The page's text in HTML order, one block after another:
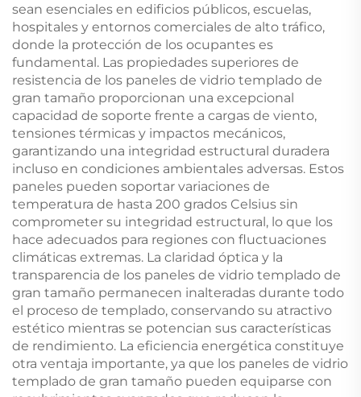
sean esenciales en edificios públicos, escuelas,
hospitales y entornos comerciales de alto tráfico,
donde la protección de los ocupantes es
fundamental. Las propiedades superiores de
resistencia de los paneles de vidrio templado de
gran tamaño proporcionan una excepcional
capacidad de soporte frente a cargas de viento,
tensiones térmicas y impactos mecánicos,
garantizando una integridad estructural duradera
incluso en condiciones ambientales adversas. Estos
paneles pueden soportar variaciones de
temperatura de hasta 200 grados Celsius sin
comprometer su integridad estructural, lo que los
hace adecuados para regiones con fluctuaciones
climáticas extremas. La claridad óptica y la
transparencia de los paneles de vidrio templado de
gran tamaño permanecen inalteradas durante todo
el proceso de templado, conservando su atractivo
estético mientras se potencian sus características
de rendimiento. La eficiencia energética constituye
otra ventaja importante, ya que los paneles de vidrio
templado de gran tamaño pueden equiparse con